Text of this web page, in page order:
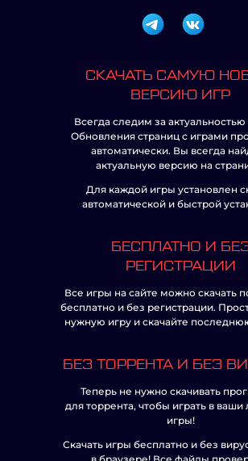
СКАЧАТЬ САМУЮ
ВЕРСИЮ ИГР
Всегда следим за актуальностью
Обновления страниц с играми
автоматически. Вы всегда
актуальную версию на
Для каждой игры установлен
автоматической и быстрой
БЕСПЛАТНО И
РЕГИСТРАЦИИ
Все игры на сайте можно скачать
бесплатно и без регистрации.
нужную игру и скачайте
БЕЗ ТОРРЕНТА И БЕЗ
Теперь не нужно скачивать
для торрента, чтобы играть в
игры!
Скачать игры бесплатно и без